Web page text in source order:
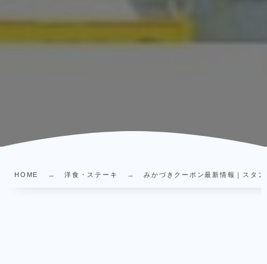
HOME 洋食・ステーキ みかづきクーポン最新情報｜スタ